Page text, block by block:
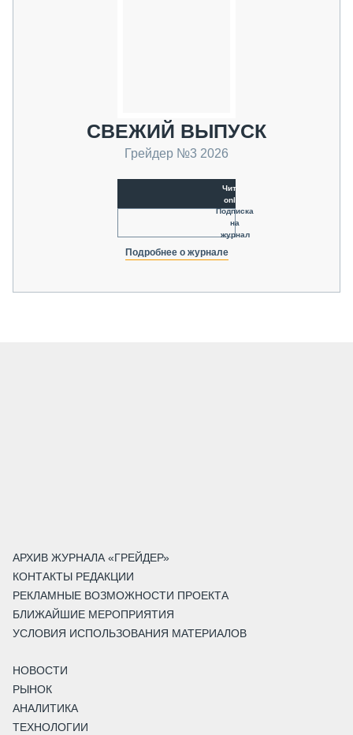
СВЕЖИЙ ВЫПУСК
Грейдер №3 2026
Читать
online
Подписка
на
журнал
Подробнее о журнале
АРХИВ ЖУРНАЛА «ГРЕЙДЕР»
КОНТАКТЫ РЕДАКЦИИ
РЕКЛАМНЫЕ ВОЗМОЖНОСТИ ПРОЕКТА
БЛИЖАЙШИЕ МЕРОПРИЯТИЯ
УСЛОВИЯ ИСПОЛЬЗОВАНИЯ МАТЕРИАЛОВ
НОВОСТИ
РЫНОК
АНАЛИТИКА
ТЕХНОЛОГИИ